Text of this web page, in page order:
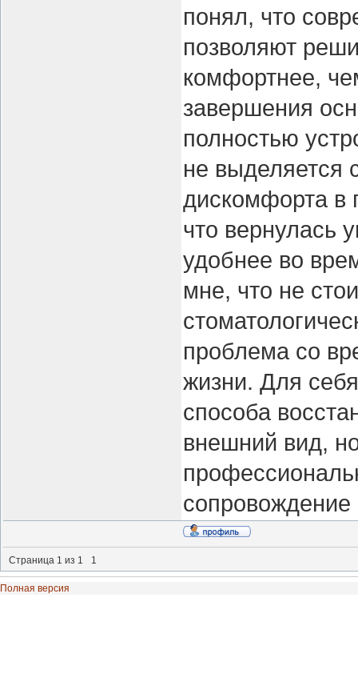
понял, что
позволяют
комфортнее,
завершения
полностью
не выделяется
дискомфорта в
что вернулась
удобнее во
мне, что не
проблема со
жизни. Для
способа
внешний вид,
сопровождение
Страница 1 из 1 1
Полная версия